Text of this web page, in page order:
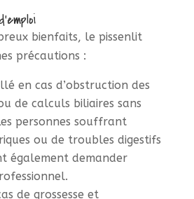
bienfaits, le pissenlit
précautions :
en cas d’obstruction des
de calculs biliaires sans
personnes souffrant
ou de troubles digestifs
également demander
de grossesse et